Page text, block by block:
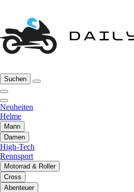
Suchen
Neuheiten
Helme
Mann
Damen
High-Tech
Rennsport
Motorrad & Roller
Cross
Abenteuer